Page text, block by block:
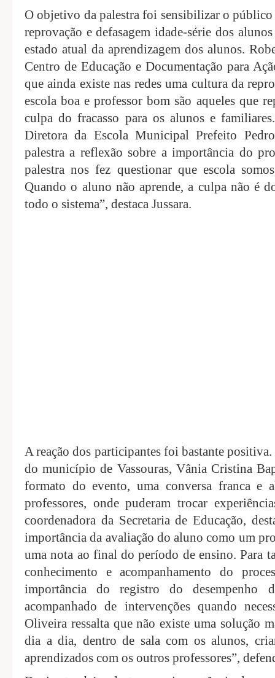
O objetivo da palestra foi sensibilizar o público
reprovação e defasagem idade-série dos
estado atual da aprendizagem dos alunos.
Centro de Educação e Documentação para
que ainda existe nas redes uma cultura da
escola boa e professor bom são aqueles que
culpa do fracasso para os alunos e
Diretora da Escola Municipal Prefeito
palestra a reflexão sobre a importância do
palestra nos fez questionar que escola
Quando o aluno não aprende, a culpa não é
todo o sistema”, destaca Jussara.
A reação dos participantes foi bastante positiva.
do município de Vassouras, Vânia Cristina
formato do evento, uma conversa franca e
professores, onde puderam trocar
coordenadora da Secretaria de Educação,
importância da avaliação do aluno como um
uma nota ao final do período de ensino. Para
conhecimento e acompanhamento do
importância do registro do desempenho
acompanhado de intervenções quando
Oliveira ressalta que não existe uma solução
dia a dia, dentro de sala com os alunos,
aprendizados com os outros professores”,